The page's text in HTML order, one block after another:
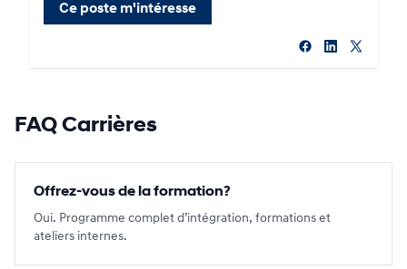
Ce poste m'intéresse
FAQ Carrières
Offrez-vous de la formation?
Oui. Programme complet d’intégration, formations et
ateliers internes.